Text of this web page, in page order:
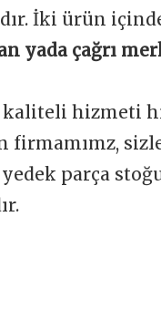
İki ürün
yada çağrı
hizmeti
firmamımz,
parça